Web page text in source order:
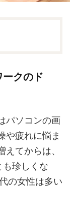
クのド
パソコンの画
や疲れに悩ま
てからは、
珍しくな
の女性は多い